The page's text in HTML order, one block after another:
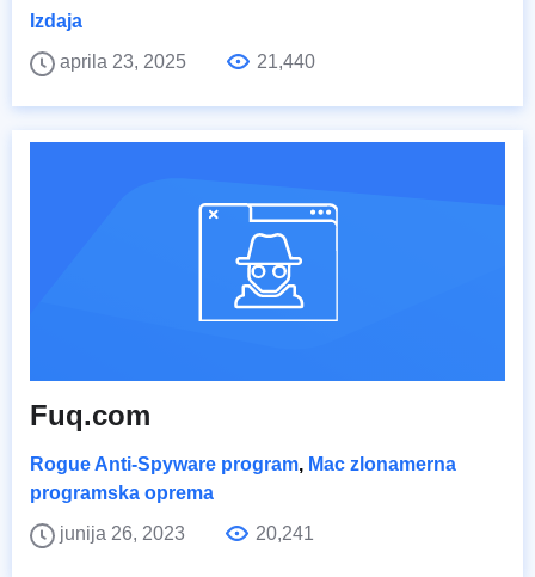
Izdaja
aprila 23, 2025
21,440
Fuq.com
Rogue Anti-Spyware program, Mac zlonamerna
programska oprema
junija 26, 2023
20,241